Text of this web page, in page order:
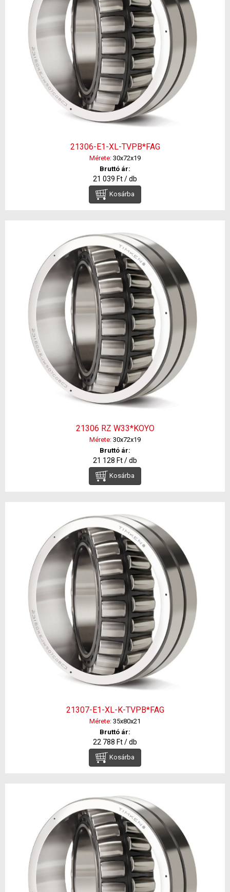
21306-E1-XL-TVPB*FAG
Mérete: 30x72x19
Bruttó ár:
21 039 Ft / db
Kosárba
21306 RZ W33*KOYO
Mérete: 30x72x19
Bruttó ár:
21 128 Ft / db
Kosárba
21307-E1-XL-K-TVPB*FAG
Mérete: 35x80x21
Bruttó ár:
22 788 Ft / db
Kosárba